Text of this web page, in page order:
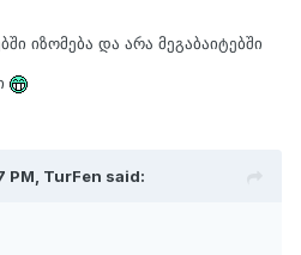
იზომება და არა მეგაბაიტებში
PM, TurFen said: